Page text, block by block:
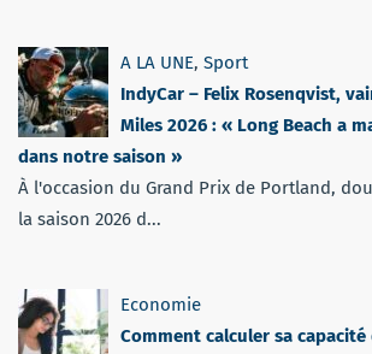
A LA UNE, Sport
IndyCar – Felix Rosenqvist,
Miles 2026 : « Long Beach a
dans notre saison »
À l'occasion du Grand Prix de Portland,
la saison 2026 d...
Economie
Comment calculer sa capacité